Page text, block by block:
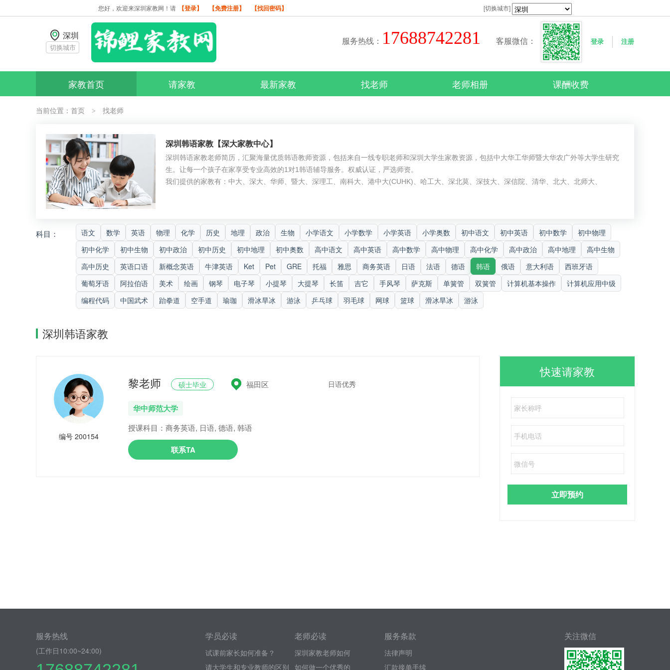
您好，欢迎来深圳家教网！请 【登录】 【免费注册】 【找回密码】 [切换城市]
深圳
切换城市
服务热线： 17688742281 客服微信： 登录 注册
家教首页 请家教 最新家教 找老师 老师相册 课酬收费
当前位置： 首页 > 找老师
深圳韩语家教【深大家教中心】
深圳韩语家教老师简历，汇聚海量优质韩语教师资源，包括来自一线专职老师和深圳大学生家教资源，包括中大华工华师暨大华农广外等大学生研究
生。让每一个孩子在家享受专业高效的1对1韩语辅导服务。权威认证，严选师资。
我们提供的家教有：中大、深大、华师、暨大、深理工、南科大、港中大(CUHK)、哈工大、深北莫、深技大、深信院、清华、北大、北师大、
科目： 语文 数学 英语 物理 化学 历史 地理 政治 生物 小学语文 小学数学 小学英语 小学奥数 初中语文 初中英语 初中数学
初中物理
初中化学
初中生物 初中政治 初中历史 初中地理 初中奥数 高中语文 高中英语 高中数学 高中物理 高中化学 高中政治 高中地理
高中生物
高中历史
英语口语 新概念英语 牛津英语 Ket Pet GRE 托福 雅思 商务英语 日语 法语 德语 韩语 俄语 意大利语
西班牙语
葡萄牙语
阿拉伯语 美术 绘画 钢琴 电子琴 小提琴 大提琴 长笛 吉它 手风琴 萨克斯 单簧管 双簧管 计算机基本操作
计算机应用中级
编程代码
中国武术 跆拳道 空手道 瑜珈 滑冰旱冰 游泳 乒乓球 羽毛球 网球 篮球 滑冰旱冰 游泳
深圳韩语家教
编号 200154
日语优秀
黎老师 硕士毕业 福田区
华中师范大学
授课科目：商务英语, 日语, 德语, 韩语
联系TA
快速请家教
立即预约
服务热线
(工作日10:00~24:00)
学员必读
试课前家长如何准备？
请大学生和专业教师的区别
老师必读
深圳家教老师如何
如何做一个优秀的
服务条款
法律声明
汇款接单手续
关注微信